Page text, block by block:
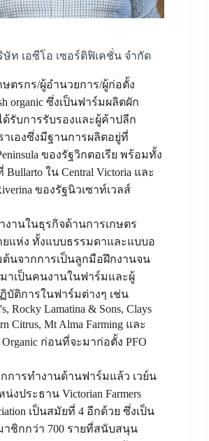
ษัท เอซีโอ เซอร์ติฟิเคชั่น จำกัด
กษตรกร/ผู้อำนวยการ/ผู้ก่อตั้ง
organic ซึ่งเป็นฟาร์มผลิตผัก
รับการรับรองและผู้ค้าปลีก
าเองซึ่งมีฐานการผลิตอยู่ที่
ของรัฐวิกตอเรีย พร้อมทั้ง
ใน Central Victoria และ
ของรัฐนิวเซาท์เวลส์
ำงานในธุรกิจด้านการเกษตร
แห่ง ทั้งแบบธรรมดาและแบบอ
ต้นจากการเป็นลูกมือฝึกงานจน
าเป็นคนงานในฟาร์มและผู้
บัติการในฟาร์มต่างๆ เช่น
Rocky Lamatina & Sons, Clays
Citrus, Mt Alma Farming และ
Organic ก่อนที่จะมาก่อตั้ง PFO
การทำงานด้านฟาร์มแล้ว เวย์น
งประธาน Victorian Farmers
เป็นสมัยที่ 4 อีกด้วย ซึ่งเป็น
ชิกกว่า 700 รายที่สนับสนุน